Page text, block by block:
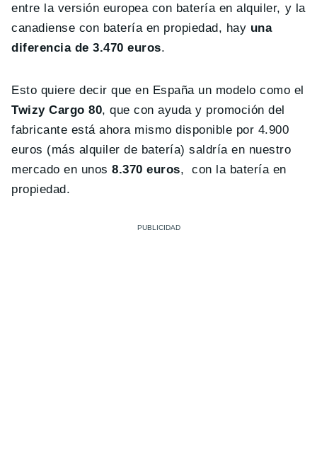
entre la versión europea con batería en alquiler, y la
canadiense con batería en propiedad, hay una
diferencia de 3.470 euros.
Esto quiere decir que en España un modelo como el
Twizy Cargo 80, que con ayuda y promoción del
fabricante está ahora mismo disponible por 4.900
euros (más alquiler de batería) saldría en nuestro
mercado en unos8.370 euros, con la batería en
propiedad.